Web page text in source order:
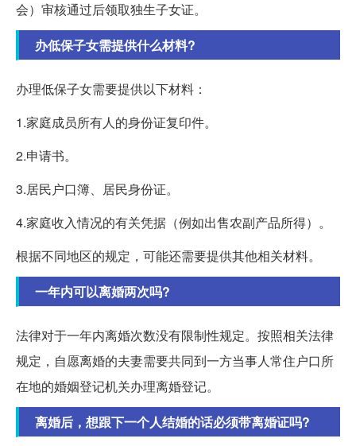
会）审核通过后领取独生子女证。
办低保子女需提供什么材料?
办理低保子女需要提供以下材料：
1.家庭成员所有人的身份证复印件。
2.申请书。
3.居民户口簿、居民身份证。
4.家庭收入情况的有关凭据（例如出售农副产品所得）。
根据不同地区的规定，可能还需要提供其他相关材料。
一年内可以离婚两次吗?
法律对于一年内离婚次数没有限制性规定。按照相关法律
规定，自愿离婚的夫妻需要共同到一方当事人常住户口所
在地的婚姻登记机关办理离婚登记。
离婚后，想跟下一个人结婚的话必须带离婚证吗?